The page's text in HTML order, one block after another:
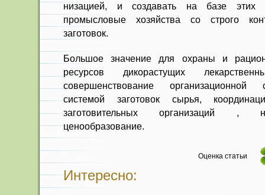
низацией, и создавать на базе этих
промысловые хо­зяйства со строго
заготовок.
Большое значение для охраны и
ресурсов дикорастущих
совершенствование организаци­онной
системой заготовок сырья,
заготовительных организа­ций ,
ценообразование.
Оценка статьи
Интересно: